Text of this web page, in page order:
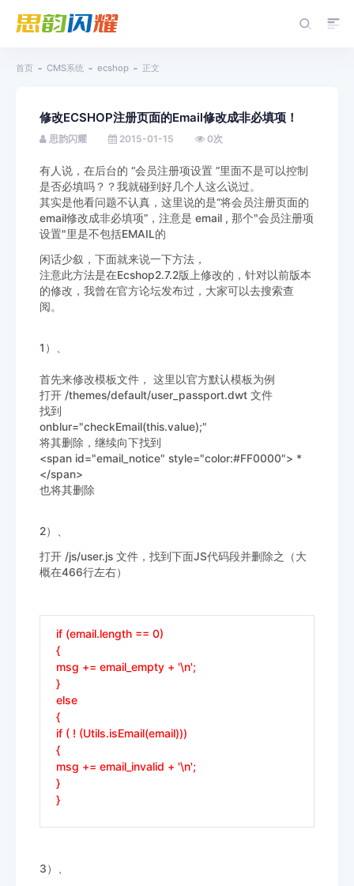
首页 CMS系统 ecshop 正文
修改ECSHOP注册页面的Email修改成非必填项！
思韵闪耀 2015-01-15 0次
有人说，在后台的 “会员注册项设置 ”里面不是可以控制
是否必填吗？？我就碰到好几个人这么说过。
其实是他看问题不认真，这里说的是“将会员注册页面的
email修改成非必填项”，注意是 email , 那个"会员注册项
设置"里是不包括EMAIL的
闲话少叙，下面就来说一下方法，
注意此方法是在Ecshop2.7.2版上修改的，针对以前版本
的修改，我曾在官方论坛发布过，大家可以去搜索查
阅。
1）、
首先来修改模板文件， 这里以官方默认模板为例
打开 /themes/default/user_passport.dwt 文件
找到
onblur="checkEmail(this.value);"
将其删除，继续向下找到
<span id="email_notice" style="color:#FF0000"> *
</span>
也将其删除
2）、
打开 /js/user.js 文件，找到下面JS代码段并删除之（大
概在466行左右）
if (email.length == 0)
{
msg += email_empty + '\n';
}
else
{
if ( ! (Utils.isEmail(email)))
{
msg += email_invalid + '\n';
}
}
3）、